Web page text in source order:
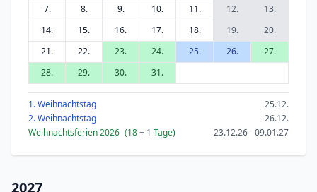
7.
8. 9. 10. 11. 12.
13.
14.
15. 16. 17. 18. 19.
20.
21.
22. 23. 24. 25. 26.
27.
28.
29. 30. 31.
1. Weihnachtstag
25.12.
2. Weihnachtstag
26.12.
Weihnachtsferien 2026 (18+ 1 Tage) 23.12.26 - 09.01.27
2027